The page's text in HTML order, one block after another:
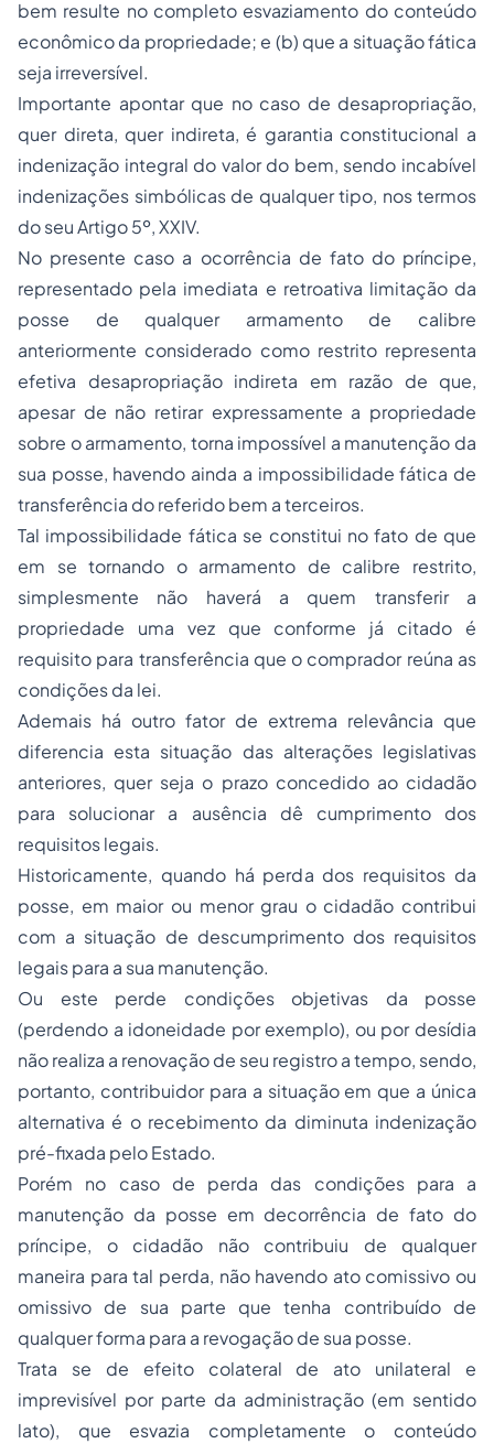
bem resulte no completo esvaziamento do conteúdo
econômico da propriedade; e (b) que a situação fática
seja irreversível.
Importante apontar que no caso de desapropriação,
quer direta, quer indireta, é garantia constitucional a
indenização integral do valor do bem, sendo incabível
indenizações simbólicas de qualquer tipo, nos termos
do seu Artigo 5º, XXIV.
No presente caso a ocorrência de fato do príncipe,
representado pela imediata e retroativa limitação da
posse de qualquer armamento de calibre
anteriormente considerado como restrito representa
efetiva desapropriação indireta em razão de que,
apesar de não retirar expressamente a propriedade
sobre o armamento, torna impossível a manutenção da
sua posse, havendo ainda a impossibilidade fática de
transferência do referido bem a terceiros.
Tal impossibilidade fática se constitui no fato de que
em se tornando o armamento de calibre restrito,
simplesmente não haverá a quem transferir a
propriedade uma vez que conforme já citado é
requisito para transferência que o comprador reúna as
condições da lei.
Ademais há outro fator de extrema relevância que
diferencia esta situação das alterações legislativas
anteriores, quer seja o prazo concedido ao cidadão
para solucionar a ausência dê cumprimento dos
requisitos legais.
Historicamente, quando há perda dos requisitos da
posse, em maior ou menor grau o cidadão contribui
com a situação de descumprimento dos requisitos
legais para a sua manutenção.
Ou este perde condições objetivas da posse
(perdendo a idoneidade por exemplo), ou por desídia
não realiza a renovação de seu registro a tempo, sendo,
portanto, contribuidor para a situação em que a única
alternativa é o recebimento da diminuta indenização
pré-fixada pelo Estado.
Porém no caso de perda das condições para a
manutenção da posse em decorrência de fato do
príncipe, o cidadão não contribuiu de qualquer
maneira para tal perda, não havendo ato comissivo ou
omissivo de sua parte que tenha contribuído de
qualquer forma para a revogação de sua posse.
Trata se de efeito colateral de ato unilateral e
imprevisível por parte da administração (em sentido
lato), que esvazia completamente o conteúdo